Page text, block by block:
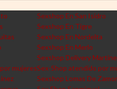
Sexshop En San Isidro
Sexshop En Tigre
Sexshop En Nordelta
Sexshop En Merlo
Sexshop Delivery
mujeresSex-Shop atendido por
Sexshop Lomas De